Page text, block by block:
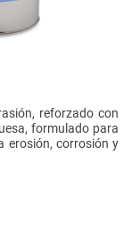
reforzado con
formulado para
erosión, corrosión y